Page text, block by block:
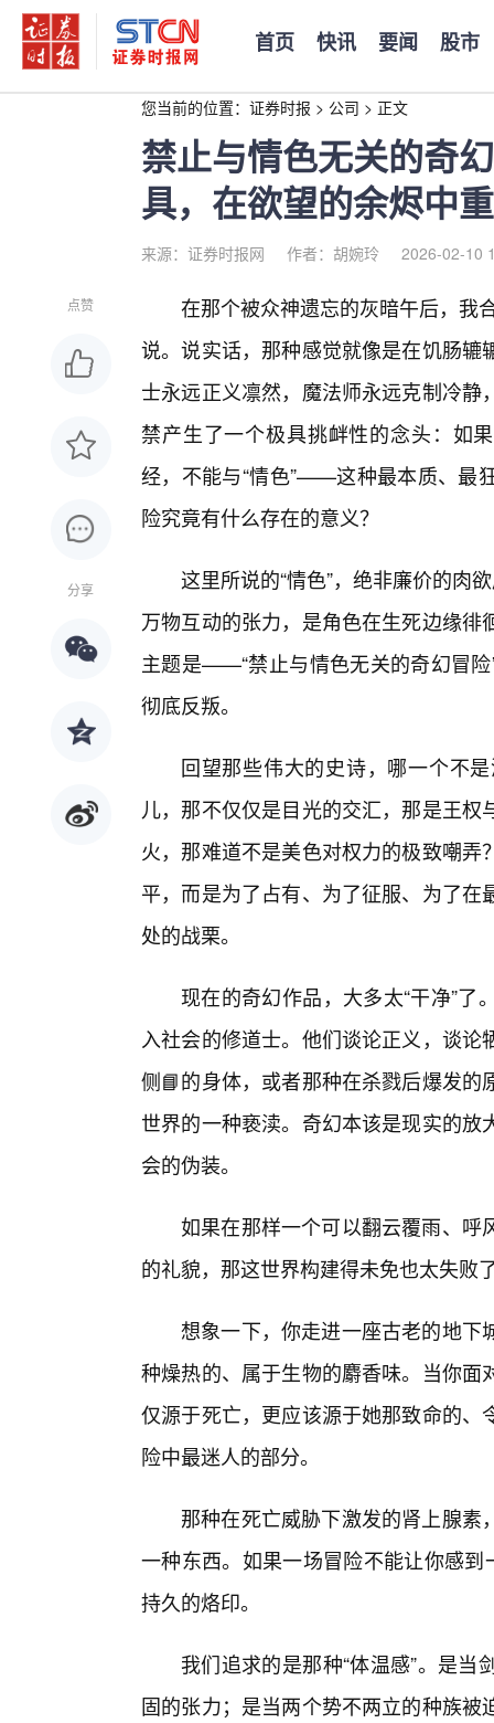
首页 快讯 要闻 股市
您当前的位置： 证券时报 > 公司 > 正文
禁止与情色无关的奇
具，在欲望的余烬中
来源：证券时报网 作者：胡婉玲 2026-02-10
点赞
分享
在那个被众神遗忘的灰暗午后，我
说。说实话，那种感觉就像是在饥肠
士永远正义凛然，魔法师永远克制冷
禁产生了一个极具挑衅性的念头：如
经，不能与“情色”——这种最本质、最
险究竟有什么存在的意义？
这里所说的“情色”，绝非廉价的肉
万物互动的张力，是角色在生死边缘
主题是——“禁止与情色无关的奇幻冒
彻底反叛。
回望那些伟大的史诗，哪一个不
儿，那不仅仅是目光的交汇，那是王
火，那难道不是美色对权力的极致嘲
平，而是为了占有、为了征服、为了
处的战栗。
现在的奇幻作品，大多太“干净”
入社会的修道士。他们谈论正义，谈
侧📘的身体，或者那种在杀戮后爆发
世界的一种亵渎。奇幻本该是现实的
会的伪装。
如果在那样一个可以翻云覆雨、呼
的礼貌，那这世界构建得未免也太失败
想象一下，你走进一座古老的地下
种燥热的、属于生物的麝香味。当你
仅源于死亡，更应该源于她那致命的
险中最迷人的部分。
那种在死亡威胁下激发的肾上腺
一种东西。如果一场冒险不能让你感
持久的烙印。
我们追求的是那种“体温感”。是
固的张力；是当两个势不两立的种族